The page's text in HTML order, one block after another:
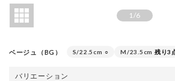
1/6
ベージュ（BG） S/22.5cm ○ M/23.5cm 残り3
バリエーション